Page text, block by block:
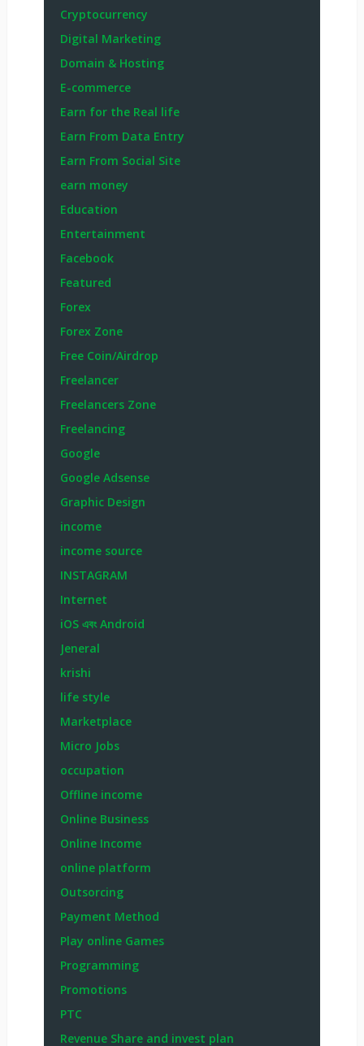
Cryptocurrency
Digital Marketing
Domain & Hosting
E-commerce
Earn for the Real life
Earn From Data Entry
Earn From Social Site
earn money
Education
Entertainment
Facebook
Featured
Forex
Forex Zone
Free Coin/Airdrop
Freelancer
Freelancers Zone
Freelancing
Google
Google Adsense
Graphic Design
income
income source
INSTAGRAM
Internet
iOS এবং Android
Jeneral
krishi
life style
Marketplace
Micro Jobs
occupation
Offline income
Online Business
Online Income
online platform
Outsorcing
Payment Method
Play online Games
Programming
Promotions
PTC
Revenue Share and invest plan